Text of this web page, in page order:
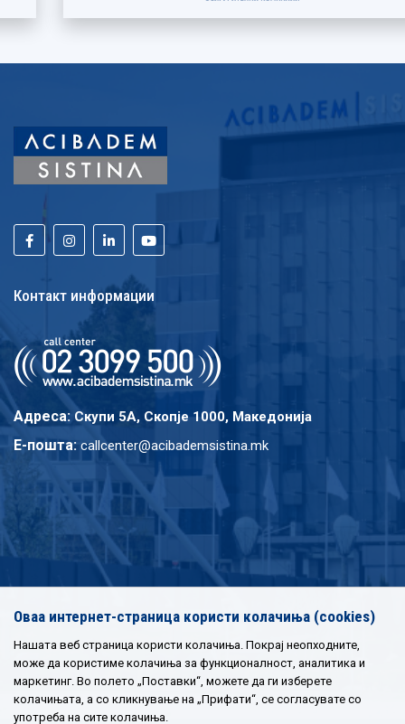
Контакт информации
Адреса: Скупи 5A, Скопје 1000, Македонија
E-пошта: callcenter@acibademsistina.mk
Оваа интернет-страница користи колачиња (cookies)
Нашата веб страница користи колачиња. Покрај неопходните,
може да користиме колачиња за функционалност, аналитика и
маркетинг. Во полето „Поставки“, можете да ги изберете
колачињата, а со кликнување на „Прифати“, се согласувате со
употреба на сите колачиња.